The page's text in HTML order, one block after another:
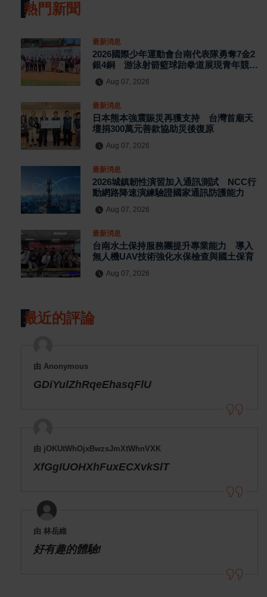
熱門新聞
最新消息
2026國際少年運動會台南代表隊勇奪7金2
銀4銅 游泳射箭籃球跆拳道展現青年競技
Aug 07, 2026
最新消息
日本熊本強震賑災再獲支持 台灣首廟天
壇捐300萬元善款協助災後復原
Aug 07, 2026
最新消息
2026城鎮韌性演習加入通訊測試 NCC行
動網路降速演練驗證國家通訊防護能力
Aug 07, 2026
最新消息
台南水土保持服務團提升專業能力 導入
無人機UAV技術強化水保檢查與國土保育
Aug 07, 2026
最近的評論
由 Anonymous
GDiYulZhRqeEhasqFlU
由 jOKUtWhOjxBwzsJmXtWhnVXK
XfGgIUOHXhFuxECXvkSlT
由 林岳維
好有趣的體驗!